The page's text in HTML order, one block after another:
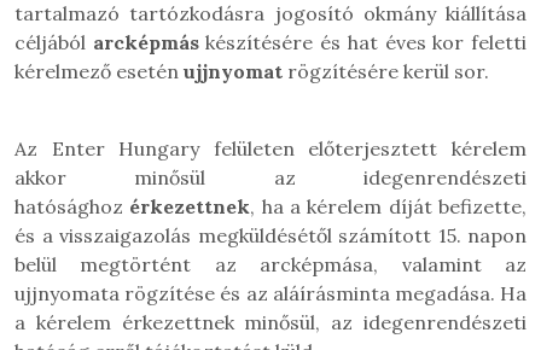
tartalmazó tartózkodásra jogosító okmány kiállítása
céljából arcképmáskészítésére és hat éves kor feletti
kérelmező esetén ujjnyomat rögzítésére kerül sor.
Az Enter Hungary felületen előterjesztett kérelem
akkor minősül az idegenrendészeti
hatósághoz érkezettnek, ha a kérelem díját befizette,
és a visszaigazolás megküldésétől számított 15. napon
belül megtörtént az arcképmása, valamint az
ujjnyomata rögzítése és az aláírásminta megadása. Ha
a kérelem érkezettnek minősül, az idegenrendészeti